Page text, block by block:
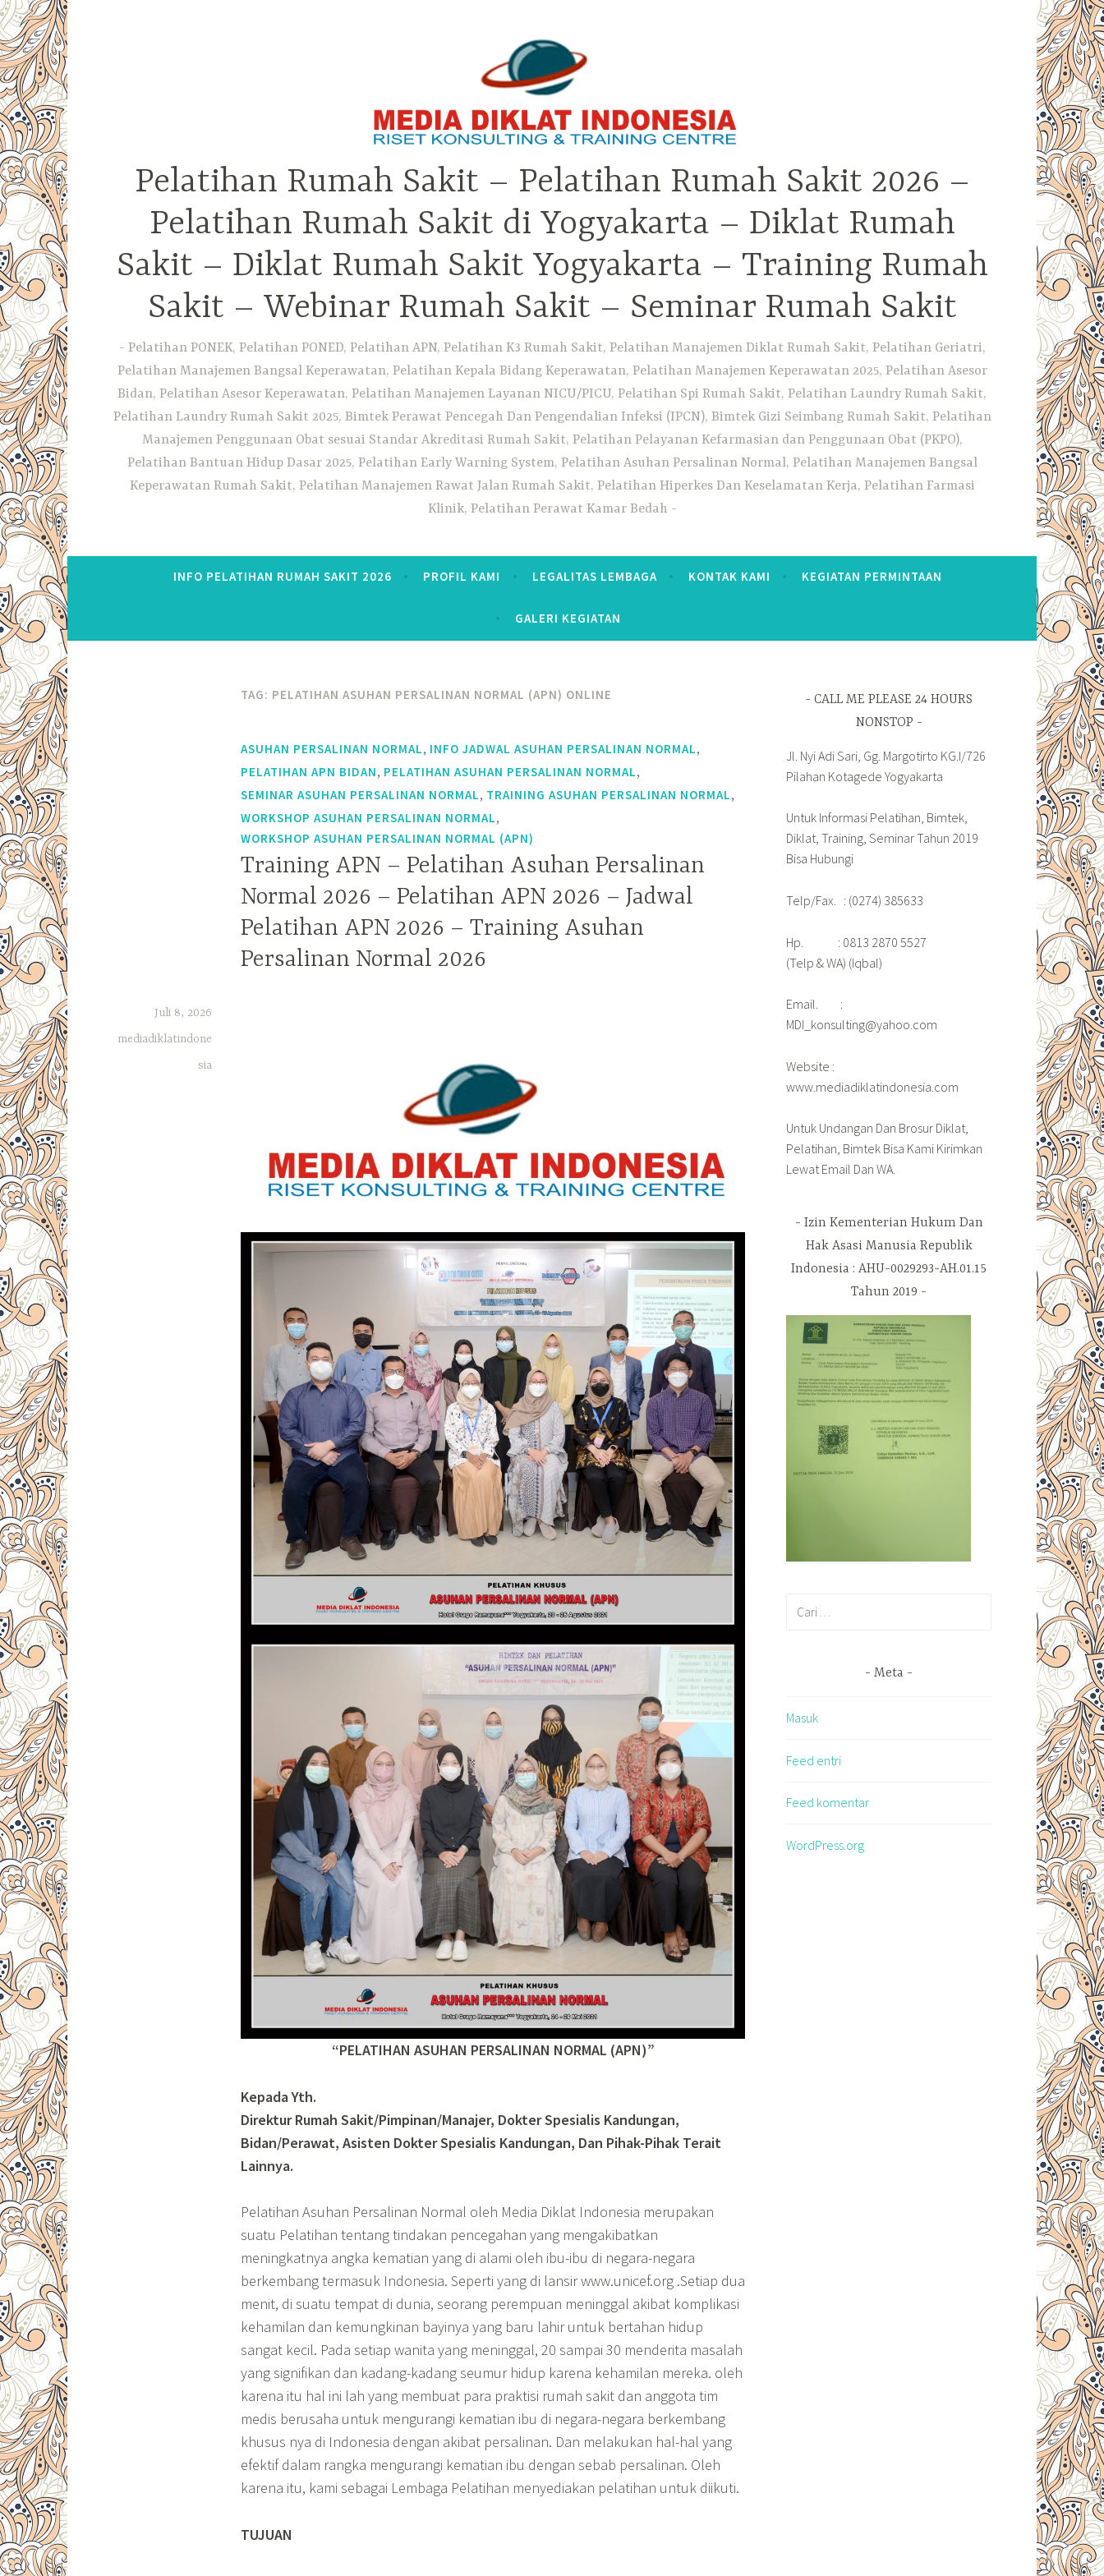
Pelatihan Rumah Sakit – Pelatihan Rumah Sakit 2026 –
Pelatihan Rumah Sakit di Yogyakarta – Diklat Rumah
Sakit – Diklat Rumah Sakit Yogyakarta – Training Rumah
Sakit – Webinar Rumah Sakit – Seminar Rumah Sakit
Pelatihan PONEK, Pelatihan PONED, Pelatihan APN, Pelatihan K3 Rumah Sakit, Pelatihan Manajemen Diklat Rumah Sakit, Pelatihan Geriatri,
Pelatihan Manajemen Bangsal Keperawatan, Pelatihan Kepala Bidang Keperawatan, Pelatihan Manajemen Keperawatan 2025, Pelatihan Asesor
Bidan, Pelatihan Asesor Keperawatan, Pelatihan Manajemen Layanan NICU/PICU, Pelatihan Spi Rumah Sakit, Pelatihan Laundry Rumah Sakit,
Pelatihan Laundry Rumah Sakit 2025, Bimtek Perawat Pencegah Dan Pengendalian Infeksi (IPCN), Bimtek Gizi Seimbang Rumah Sakit, Pelatihan
Manajemen Penggunaan Obat sesuai Standar Akreditasi Rumah Sakit, Pelatihan Pelayanan Kefarmasian dan Penggunaan Obat (PKPO),
Pelatihan Bantuan Hidup Dasar 2025, Pelatihan Early Warning System, Pelatihan Asuhan Persalinan Normal, Pelatihan Manajemen Bangsal
Keperawatan Rumah Sakit, Pelatihan Manajemen Rawat Jalan Rumah Sakit, Pelatihan Hiperkes Dan Keselamatan Kerja, Pelatihan Farmasi
Klinik, Pelatihan Perawat Kamar Bedah
INFO PELATIHAN RUMAH SAKIT 2026 PROFIL KAMI LEGALITAS LEMBAGA KONTAK KAMI KEGIATAN PERMINTAAN
GALERI KEGIATAN
TAG: PELATIHAN ASUHAN PERSALINAN NORMAL (APN) ONLINE
ASUHAN PERSALINAN NORMAL, INFO JADWAL ASUHAN PERSALINAN NORMAL,
PELATIHAN APN BIDAN, PELATIHAN ASUHAN PERSALINAN NORMAL,
SEMINAR ASUHAN PERSALINAN NORMAL, TRAINING ASUHAN PERSALINAN NORMAL,
WORKSHOP ASUHAN PERSALINAN NORMAL,
WORKSHOP ASUHAN PERSALINAN NORMAL (APN)
Training APN – Pelatihan Asuhan Persalinan
Normal 2026 – Pelatihan APN 2026 – Jadwal
Pelatihan APN 2026 – Training Asuhan
Persalinan Normal 2026
Juli 8, 2026
mediadiklatindone
sia
“PELATIHAN ASUHAN PERSALINAN NORMAL (APN)”
Kepada Yth.
Direktur Rumah Sakit/Pimpinan/Manajer, Dokter Spesialis Kandungan,
Bidan/Perawat, Asisten Dokter Spesialis Kandungan, Dan Pihak-Pihak Terait
Lainnya.
Pelatihan Asuhan Persalinan Normal oleh Media Diklat Indonesia merupakan
suatu Pelatihan tentang tindakan pencegahan yang mengakibatkan
meningkatnya angka kematian yang di alami oleh ibu-ibu di negara-negara
berkembang termasuk Indonesia. Seperti yang di lansir www.unicef.org .Setiap dua
menit, di suatu tempat di dunia, seorang perempuan meninggal akibat komplikasi
kehamilan dan kemungkinan bayinya yang baru lahir untuk bertahan hidup
sangat kecil. Pada setiap wanita yang meninggal, 20 sampai 30 menderita masalah
yang signifikan dan kadang-kadang seumur hidup karena kehamilan mereka. oleh
karena itu hal ini lah yang membuat para praktisi rumah sakit dan anggota tim
medis berusaha untuk mengurangi kematian ibu di negara-negara berkembang
khusus nya di Indonesia dengan akibat persalinan. Dan melakukan hal-hal yang
efektif dalam rangka mengurangi kematian ibu dengan sebab persalinan. Oleh
karena itu, kami sebagai Lembaga Pelatihan menyediakan pelatihan untuk diikuti.
TUJUAN
CALL ME PLEASE 24 HOURS
NONSTOP
Jl. Nyi Adi Sari, Gg. Margotirto KG.I/726
Pilahan Kotagede Yogyakarta
Untuk Informasi Pelatihan, Bimtek,
Diklat, Training, Seminar Tahun 2019
Bisa Hubungi
Telp/Fax. : (0274) 385633
Hp. : 0813 2870 5527
(Telp & WA) (Iqbal)
Email. :
MDI_konsulting@yahoo.com
Website :
www.mediadiklatindonesia.com
Untuk Undangan Dan Brosur Diklat,
Pelatihan, Bimtek Bisa Kami Kirimkan
Lewat Email Dan WA.
Izin Kementerian Hukum Dan
Hak Asasi Manusia Republik
Indonesia : AHU-0029293-AH.01.15
Tahun 2019
Meta
Masuk
Feed entri
Feed komentar
WordPress.org